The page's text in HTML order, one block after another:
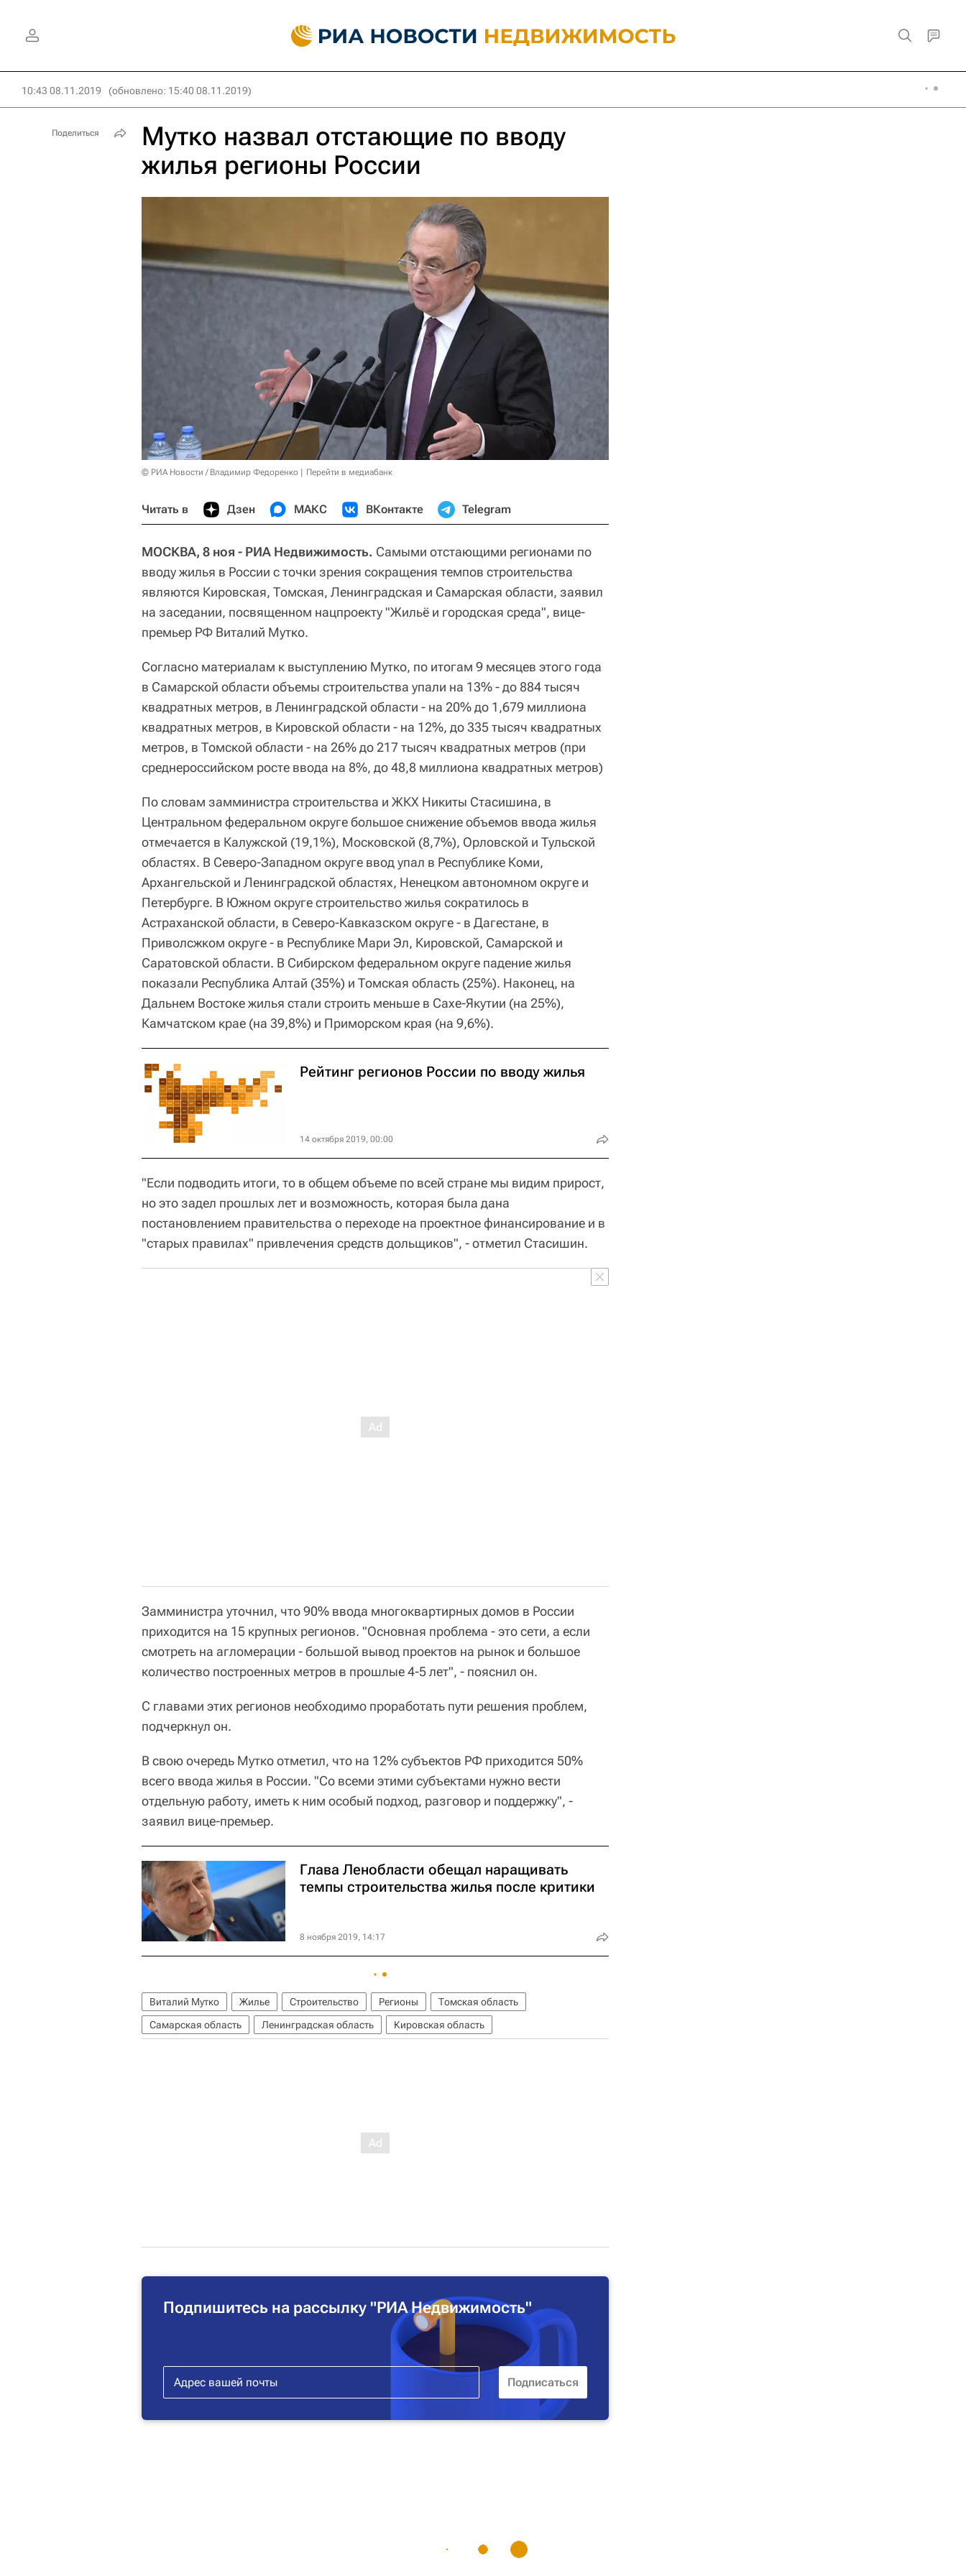
10:43 08.11.2019 (обновлено: 15:40 08.11.2019)
Мутко назвал отстающие по вводу
жилья регионы России
© РИА Новости / Владимир Федоренко Перейти в медиабанк
Читать в Дзен МАКС ВКонтакте Telegram
МОСКВА, 8 ноя - РИА Недвижимость. Самыми отстающими регионами по
вводу жилья в России с точки зрения сокращения темпов строительства
являются Кировская, Томская, Ленинградская и Самарская области, заявил
на заседании, посвященном нацпроекту "Жильё и городская среда", вице-
премьер РФ Виталий Мутко.
Согласно материалам к выступлению Мутко, по итогам 9 месяцев этого года
в Самарской области объемы строительства упали на 13% - до 884 тысяч
квадратных метров, в Ленинградской области - на 20% до 1,679 миллиона
квадратных метров, в Кировской области - на 12%, до 335 тысяч квадратных
метров, в Томской области - на 26% до 217 тысяч квадратных метров (при
среднероссийском росте ввода на 8%, до 48,8 миллиона квадратных метров)
По словам замминистра строительства и ЖКХ Никиты Стасишина, в
Центральном федеральном округе большое снижение объемов ввода жилья
отмечается в Калужской (19,1%), Московской (8,7%), Орловской и Тульской
областях. В Северо-Западном округе ввод упал в Республике Коми,
Архангельской и Ленинградской областях, Ненецком автономном округе и
Петербурге. В Южном округе строительство жилья сократилось в
Астраханской области, в Северо-Кавказском округе - в Дагестане, в
Приволсжком округе - в Республике Мари Эл, Кировской, Самарской и
Саратовской области. В Сибирском федеральном округе падение жилья
показали Республика Алтай (35%) и Томская область (25%). Наконец, на
Дальнем Востоке жилья стали строить меньше в Сахе-Якутии (на 25%),
Камчатском крае (на 39,8%) и Приморском края (на 9,6%).
Рейтинг регионов России по вводу жилья
14 октября 2019, 00:00
"Если подводить итоги, то в общем объеме по всей стране мы видим прирост,
но это задел прошлых лет и возможность, которая была дана
постановлением правительства о переходе на проектное финансирование и в
"старых правилах" привлечения средств дольщиков", - отметил Стасишин.
Замминистра уточнил, что 90% ввода многоквартирных домов в России
приходится на 15 крупных регионов. "Основная проблема - это сети, а если
смотреть на агломерации - большой вывод проектов на рынок и большое
количество построенных метров в прошлые 4-5 лет", - пояснил он.
С главами этих регионов необходимо проработать пути решения проблем,
подчеркнул он.
В свою очередь Мутко отметил, что на 12% субъектов РФ приходится 50%
всего ввода жилья в России. "Со всеми этими субъектами нужно вести
отдельную работу, иметь к ним особый подход, разговор и поддержку", -
заявил вице-премьер.
Глава Ленобласти обещал наращивать
темпы строительства жилья после критики
8 ноября 2019, 14:17
Виталий Мутко Жилье Строительство Регионы
Томская область
Самарская область
Ленинградская область Кировская область
Подпишитесь на рассылку "РИА Недвижимость"
Поделиться